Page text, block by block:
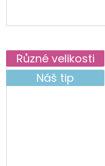
Různé velikosti
Náš tip